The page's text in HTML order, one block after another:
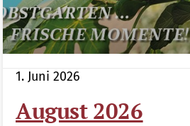
August 2026
1. Juni 2026